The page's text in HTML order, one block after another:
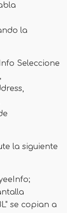
la
Seleccione
la siguiente
se copian a